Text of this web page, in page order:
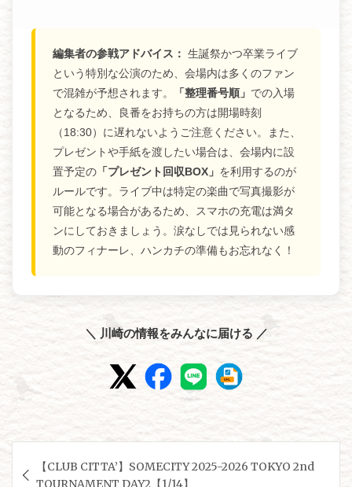
編集者の参戦アドバイス： 生誕祭かつ卒業ライブ
という特別な公演のため、会場内は多くのファン
で混雑が予想されます。
「整理番号順」 での入場
となるため、良番をお持ちの方は開場時刻
（18:30）に遅れないようご注意ください。また、
プレゼントや手紙を渡したい場合は、会場内に設
置予定の「プレゼント回収BOX」 を利用するのが
ルールです。ライブ中は特定の楽曲で写真撮影が
可能となる場合があるため、スマホの充電は満タ
ンにしておきましょう。涙なしでは見られない感
動のフィナーレ、ハンカチの準備もお忘れなく！
＼ 川崎の情報をみんなに届ける ／
稿
【CLUB CITTA’】SOMECITY 2025-2026 TOKYO 2nd
TOURNAMENT DAY2【1/14】